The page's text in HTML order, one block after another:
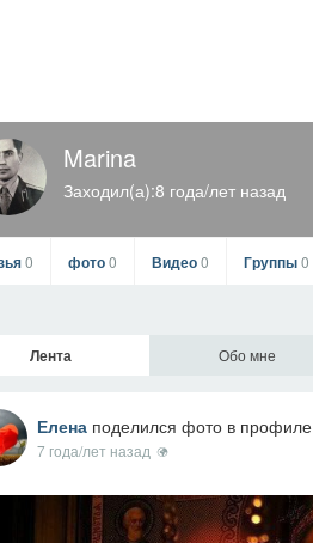
Marina
Заходил(а):8 года/лет назад
0 фото0 Видео0 Группы0
Лента Обо мне
Елена поделился фото в профиле
7 года/лет назад